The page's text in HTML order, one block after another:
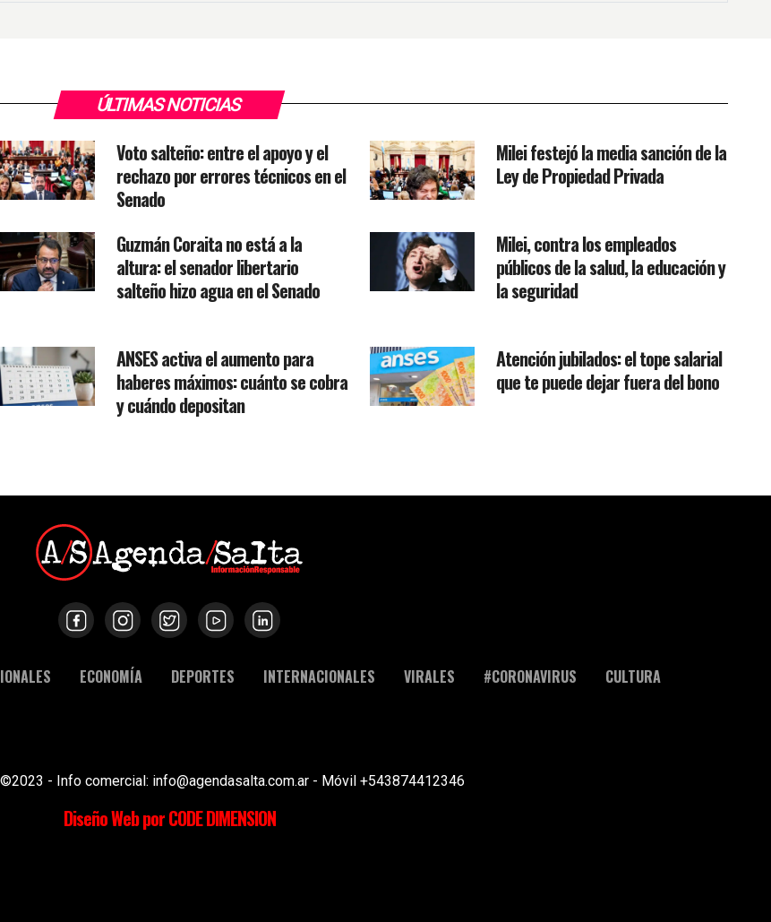
ÚLTIMAS NOTICIAS
Voto salteño: entre el apoyo y el
rechazo por errores técnicos en el
Senado
Milei festejó la media sanción de la
Ley de Propiedad Privada
Guzmán Coraita no está a la
altura: el senador libertario
salteño hizo agua en el Senado
Milei, contra los empleados
públicos de la salud, la educación y
la seguridad
ANSES activa el aumento para
haberes máximos: cuánto se cobra
y cuándo depositan
Atención jubilados: el tope salarial
que te puede dejar fuera del bono
ECONOMÍA DEPORTES INTERNACIONALES VIRALES #CORONAVIRUS
CULTURA
- Info comercial: info@agendasalta.com.ar - Móvil +543874412346
Diseño Web por CODE DIMENSION